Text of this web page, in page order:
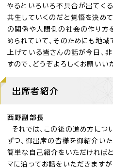
やるといろいろ不具合が出てく
共生していくのだと覚悟を決め
の関係や人間側の社会の作り方
められていて、そのためにも地
上げている皆さんの話が今日、
すので、どうぞよろしくお願いい
出席者紹介
西野副部長
それでは、この後の進め方につ
ずつ、御出席の皆様を御紹介い
簡単な自己紹介をいただければ
マに沿ってお話をいただきます